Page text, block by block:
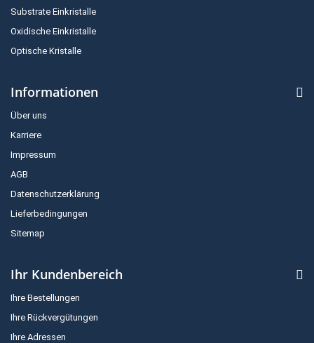
Substrate Einkristalle
Oxidische Einkristalle
Optische Kristalle
Informationen
Über uns
Karriere
Impressum
AGB
Datenschutzerklärung
Lieferbedingungen
Sitemap
Ihr Kundenbereich
Ihre Bestellungen
Ihre Rückvergütungen
Ihre Adressen